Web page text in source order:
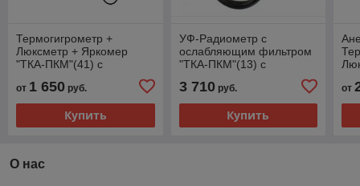
Термогигрометр +
Люксметр + Яркомер
"ТКА-ПКМ"(41) с
от 1 650 руб.
Купить
УФ-Радиометр с
ослабляющим фильтром
"ТКА-ПКМ"(13) с
3 710руб.
Купить
от
О нас